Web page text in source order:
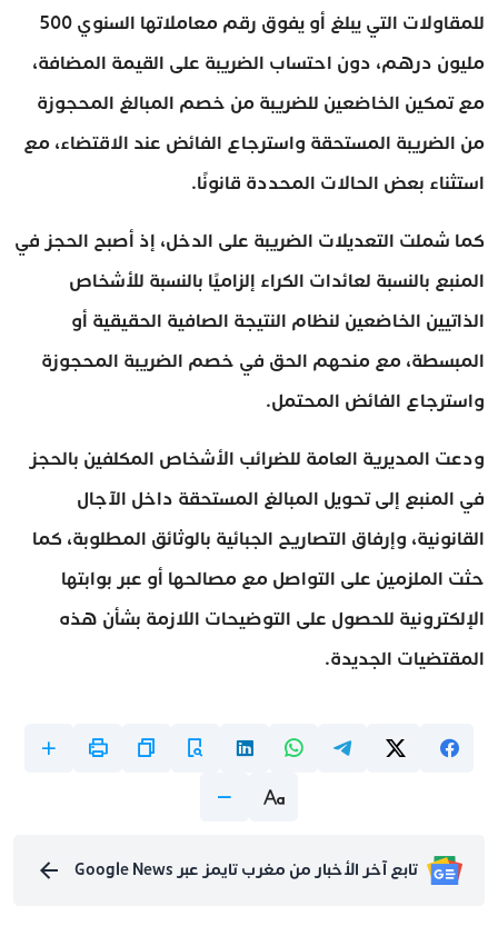
للمقاولات التي يبلغ أو يفوق رقم معاملاتها السنوي 500
مليون درهم، دون احتساب الضريبة على القيمة المضافة،
مع تمكين الخاضعين للضريبة من خصم المبالغ المحجوزة
من الضريبة المستحقة واسترجاع الفائض عند الاقتضاء، مع
استثناء بعض الحالات المحددة قانونًا.
كما شملت التعديلات الضريبة على الدخل، إذ أصبح الحجز في
المنبع بالنسبة لعائدات الكراء إلزاميًا بالنسبة للأشخاص
الذاتيين الخاضعين لنظام النتيجة الصافية الحقيقية أو
المبسطة، مع منحهم الحق في خصم الضريبة المحجوزة
واسترجاع الفائض المحتمل.
ودعت المديرية العامة للضرائب الأشخاص المكلفين بالحجز
في المنبع إلى تحويل المبالغ المستحقة داخل الآجال
القانونية، وإرفاق التصاريح الجبائية بالوثائق المطلوبة، كما
حثت الملزمين على التواصل مع مصالحها أو عبر بوابتها
الإلكترونية للحصول على التوضيحات اللازمة بشأن هذه
المقتضيات الجديدة.
تابع آخر الأخبار من مغرب تايمز عبر Google News